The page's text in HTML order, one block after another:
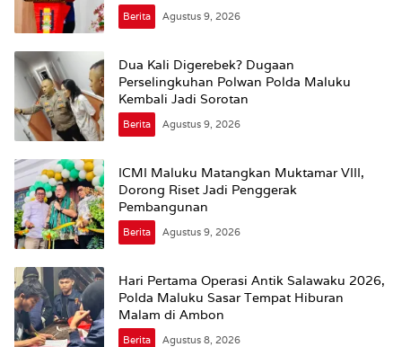
Berita Agustus 9, 2026
Dua Kali Digerebek? Dugaan
Perselingkuhan Polwan Polda Maluku
Kembali Jadi Sorotan
Berita Agustus 9, 2026
ICMI Maluku Matangkan Muktamar VIII,
Dorong Riset Jadi Penggerak
Pembangunan
Berita Agustus 9, 2026
Hari Pertama Operasi Antik Salawaku 2026,
Polda Maluku Sasar Tempat Hiburan
Malam di Ambon
Berita Agustus 8, 2026